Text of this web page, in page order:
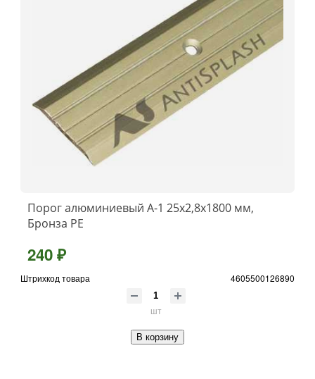
Порог алюминиевый А-1 25x2,8x1800 мм,
Бронза РЕ
240 ₽
Штрихкод товара 4605500126890
шт
В корзину